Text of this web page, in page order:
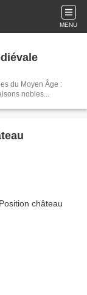
MENU
du Moyen Âge :
nobles...